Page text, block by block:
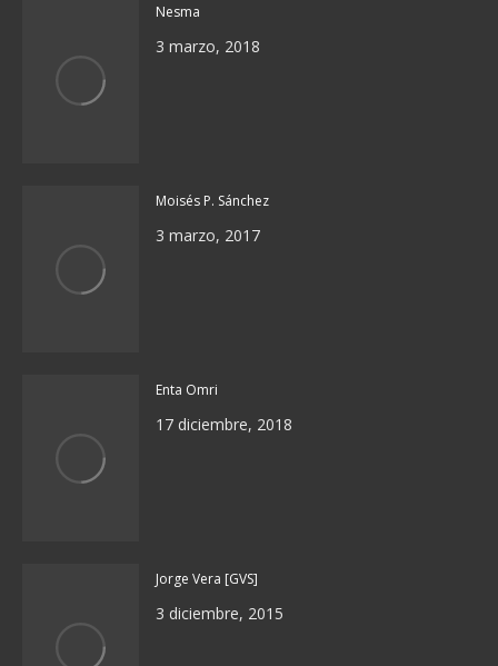
Nesma
3 marzo, 2018
Moisés P. Sánchez
3 marzo, 2017
Enta Omri
17 diciembre, 2018
Jorge Vera [GVS]
3 diciembre, 2015